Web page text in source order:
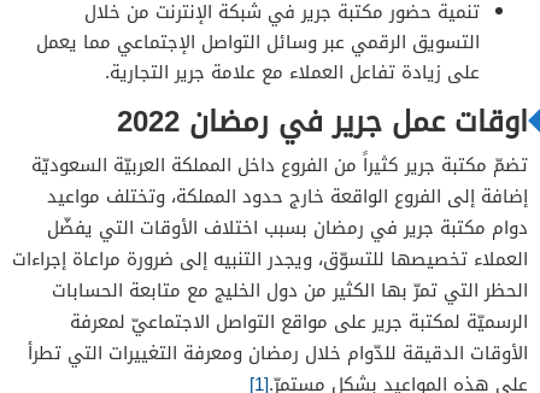
تنمية حضور مكتبة جرير في شبكة الإنترنت من خلال
التسويق الرقمي عبر وسائل التواصل الإجتماعي مما يعمل
على زيادة تفاعل العملاء مع علامة جرير التجارية.
اوقات عمل جرير في رمضان 2022
تضمّ مكتبة جرير كثيراً من الفروع داخل المملكة العربيّة السعوديّة
إضافة إلى الفروع الواقعة خارج حدود المملكة، وتختلف مواعيد
دوام مكتبة جرير في رمضان بسبب اختلاف الأوقات التي يفضّل
العملاء تخصيصها للتسوّق، ويجدر التنبيه إلى ضرورة مراعاة إجراءات
الحظر التي تمرّ بها الكثير من دول الخليج مع متابعة الحسابات
الرسميّة لمكتبة جرير على مواقع التواصل الاجتماعيّ لمعرفة
الأوقات الدقيقة للدّوام خلال رمضان ومعرفة التغييرات التي تطرأ
على هذه المواعيد بشكل مستمرّ.[1]